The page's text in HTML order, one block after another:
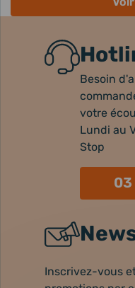
Besoin
votre
Lundi au
Stop
03
Inscrivez-vous